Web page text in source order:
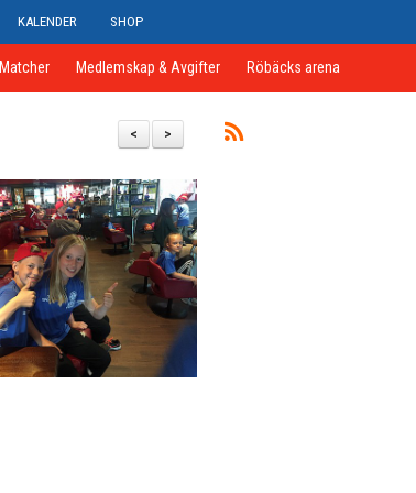
KALENDER SHOP
Matcher Medlemskap & Avgifter Röbäcks arena
>
<